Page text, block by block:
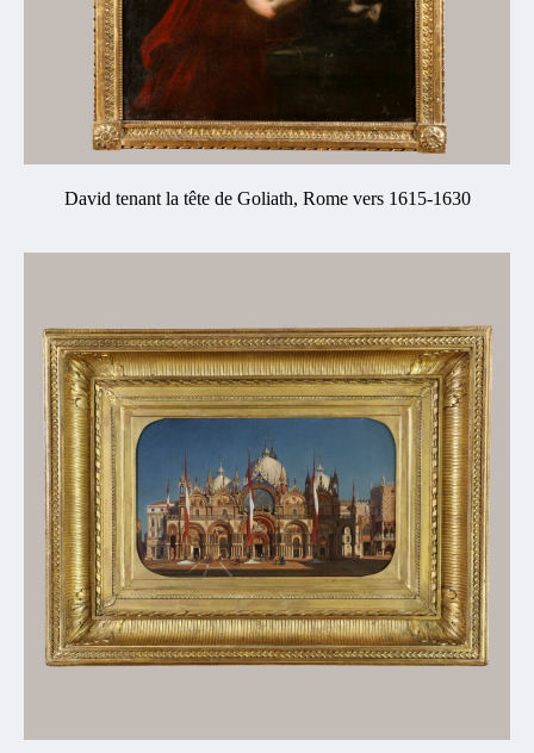
David tenant la tête de Goliath, Rome vers 1615-1630